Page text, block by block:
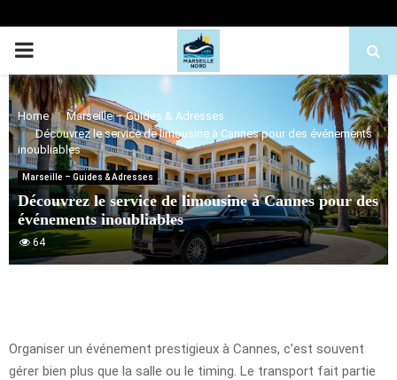
PRIMARY
MENU
Home
Marseille – Guides & Adresses
Découvrez le service de limousine à Cannes pour des événements
inoubliables
Marseille – Guides & Adresses
Découvrez le service de limousine à Cannes pour des
événements inoubliables
64
Organiser un événement prestigieux à Cannes, c’est souvent
gérer bien plus que la salle ou le timing. Le transport fait partie